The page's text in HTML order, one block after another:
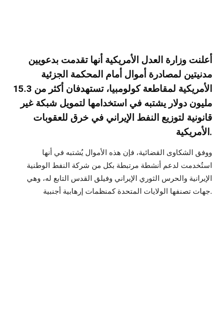
أعلنت وزارة العدل الأمريكية أنها تقدمت بدعويين
مدنيتين لمصادرة أموال أمام المحكمة الجزئية
الأمريكية لمقاطعة كولومبيا، تستهدفان أكثر من 15.3
مليون دولار يشتبه في استخدامها لتمويل شبكة غير
قانونية لتوزيع النفط الإيراني في خرق للعقوبات
الأمريكية.
ووفق الشكاوى القضائية، فإن هذه الأموال يُشتبه في أنها
استُخدمت لدعم أنشطة مرتبطة بكل من شركة النفط الوطنية
الإيرانية والحرس الثوري الإيراني وفيلق القدس التابع له، وهي
جهات تصنفها الولايات المتحدة كمنظمات إرهابية أجنبية.